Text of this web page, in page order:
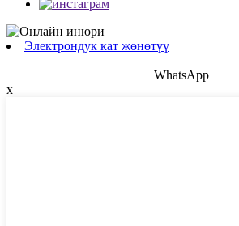
Электрондук кат жөнөтүү
WhatsApp
x